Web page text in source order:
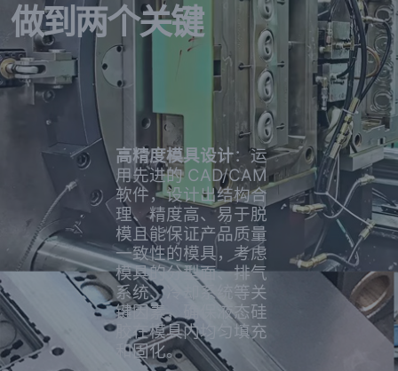
做到两个关键
高精度模具设计：运
用先进的 CAD/CAM
软件，设计出结构合
理、精度高、易于脱
模且能保证产品质量
一致性的模具，考虑
模具的分型面、排气
系统、冷却系统等关
键因素，确保液态硅
胶在模具内均匀填充
和固化。